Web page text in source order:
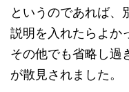
というのであれば、
説明を入れたらよか
その他でも省略し過
が散見されました。